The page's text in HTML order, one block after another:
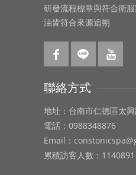
研發流程標章與符合衛
油皆符合來源追朔
聯絡方式
地址：台南市仁德區太
電話：0988348876
Email：
累積訪客人數：1140891